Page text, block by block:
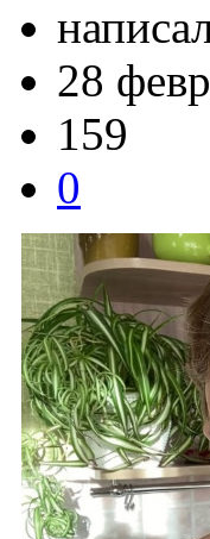
28
159
0